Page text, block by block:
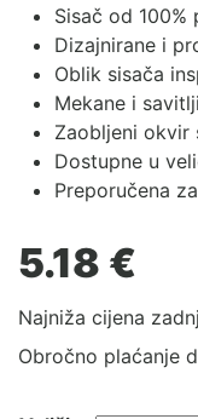
Sisač od 100%
Dizajnirane i
Oblik sisača
Mekane i
Zaobljeni okvir
Dostupne u
Preporučena
5.18 €
Najniža cijena
Obročno plaćanje